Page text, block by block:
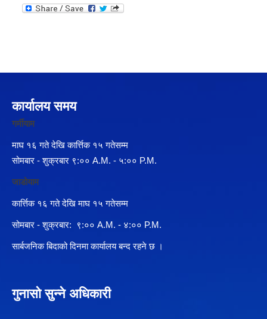
कार्यालय समय
गर्मीयाम
माघ १६ गते देखि कार्त्तिक १५ गतेसम्म
सोमबार - शुक्रबार ९:०० A.M. - ५:०० P.M.
जाडोयाम
कार्त्तिक १६ गते देखि माघ १५ गतेसम्म
सोमबार - शुक्रबार: ९:०० A.M. - ४:०० P.M.
सार्बजनिक बिदाको दिनमा कार्यालय बन्द रहने छ ।
गुनासो सुन्ने अधिकारी